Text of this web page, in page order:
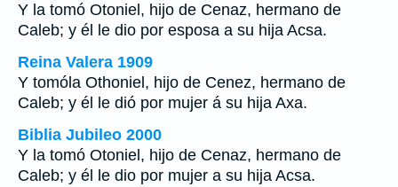
Y la tomó Otoniel, hijo de Cenaz, hermano de
Caleb; y él le dio por esposa a su hija Acsa.
Reina Valera 1909
Y tomóla Othoniel, hijo de Cenez, hermano de
Caleb; y él le dió por mujer á su hija Axa.
Biblia Jubileo 2000
Y la tomó Otoniel, hijo de Cenaz, hermano de
Caleb; y él le dio por mujer a su hija Acsa.